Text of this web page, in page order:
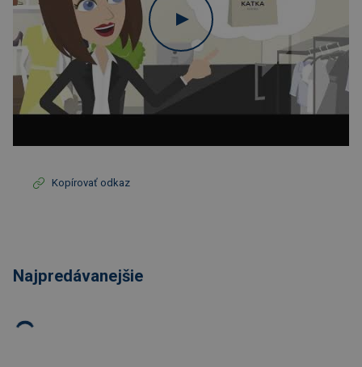
Kopírovať odkaz
Najpredávanejšie